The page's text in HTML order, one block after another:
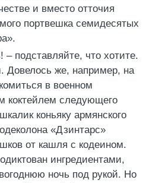
и вместо отточия
портвешка семидесятых
подставляйте, что хотите.
Довелось же, например, на
в военном
коктейлем следующего
коньяку армянского
«Дзинтарс»
от кашля с кодеином.
ингредиентами,
ночь под рукой. Но